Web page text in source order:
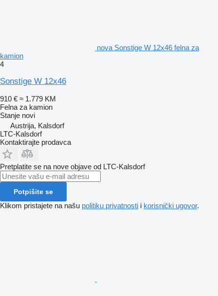
nova Sonstige W 12x46 felna za
kamion
4
Sonstige W 12x46
910 € ≈ 1.779 KM
Felna za kamion
Stanje novi
Austrija, Kalsdorf
LTC-Kalsdorf
Kontaktirajte prodavca
Pretplatite se na nove objave od LTC-Kalsdorf
Potpišite se
Klikom pristajete na našu politiku privatnosti i korisnički ugovor.